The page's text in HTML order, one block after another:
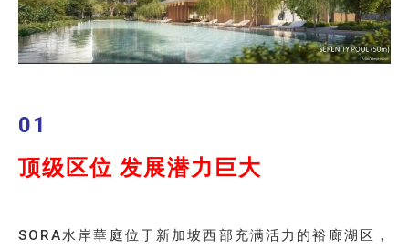
01
顶级区位 发展潜力巨大
SORA水岸華庭位于新加坡西部充满活力的裕廊湖区，